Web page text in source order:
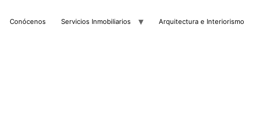
Conócenos Servicios Inmobiliarios Arquitectura e Interiorismo